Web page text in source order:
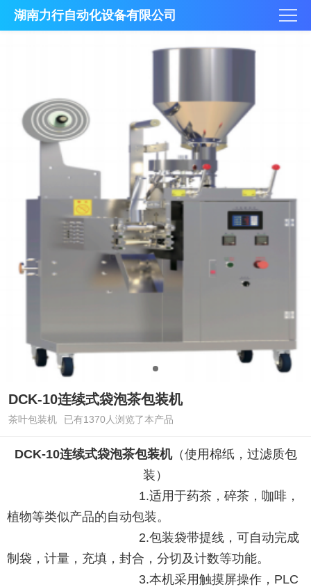
湖南力行自动化设备有限公司
DCK-10连续式袋泡茶包装机
茶叶包装机 已有1370人浏览了本产品
DCK-10连续式袋泡茶包装机（使用棉纸，过滤质包
装）
1.适用于药茶，碎茶，咖啡，
植物等类似产品的自动包装。
2.包装袋带提线，可自动完成
制袋，计量，充填，封合，分切及计数等功能。
3.本机采用触摸屏操作，PLC